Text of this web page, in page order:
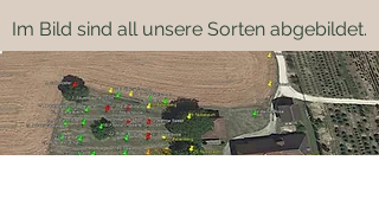
Im Bild sind all unsere Sorten abgebildet.